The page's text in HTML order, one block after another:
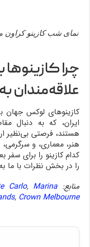
نمای شب کازینو کراون
چرا کازینوها
علاقه‌مندان
کازینوهای لوکس جهان
ایران، که به دنبال
هستند، فرصتی بی‌نظیر
هنر، معماری، و
کدام کازینو را برای
را در بخش نظرات با ما
منابع:
Carlo, Marina
, Crown Melbourne